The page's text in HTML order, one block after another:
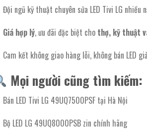
Đội ngũ kỹ thuật chuyên sửa LED Tivi LG nhiều
Giá hợp lý, ưu đãi đặc biệt cho thợ, kỹ thuật
Cam kết không giao hàng lỗi, không bán LED giả
Mọi người cũng tìm kiếm:
Bán LED Tivi LG 49UQ7500PSF tại Hà Nội
Bộ LED LG 49UQ8000PSB zin chính hãng